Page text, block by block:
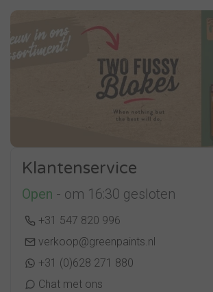
Klantenservice
Open - om 16:30 gesloten
+31 547 820 996
verkoop@greenpaints.nl
+31 (0)628 271 880
Chat met ons